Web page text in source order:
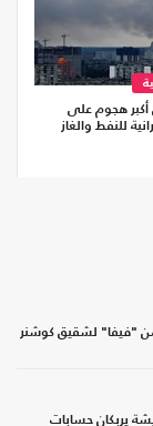
هجوم على
للنفط والغاز
يربكان حسابات